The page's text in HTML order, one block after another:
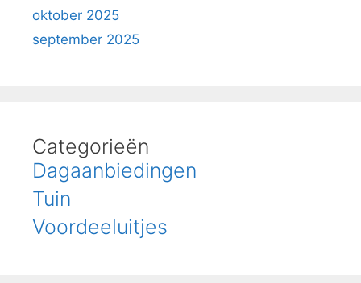
oktober 2025
september 2025
Categorieën
Dagaanbiedingen
Tuin
Voordeeluitjes